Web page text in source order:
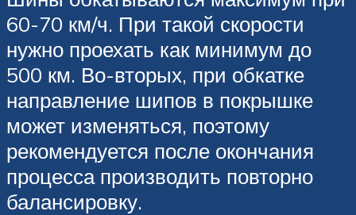
60-70 км/ч. При такой скорости
нужно проехать как минимум до
500 км. Во-вторых, при обкатке
направление шипов в покрышке
может изменяться, поэтому
рекомендуется после окончания
процесса производить повторно
балансировку.